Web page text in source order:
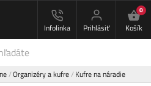
Infolinka Prihlásiť
0
Košík
Organizéry a kufre Kufre na náradie